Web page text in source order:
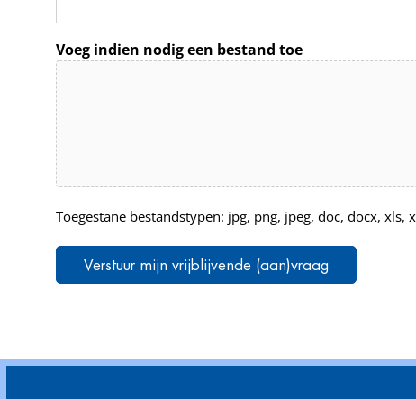
Voeg indien nodig een bestand toe
Toegestane bestandstypen: jpg, png, jpeg, doc, docx,